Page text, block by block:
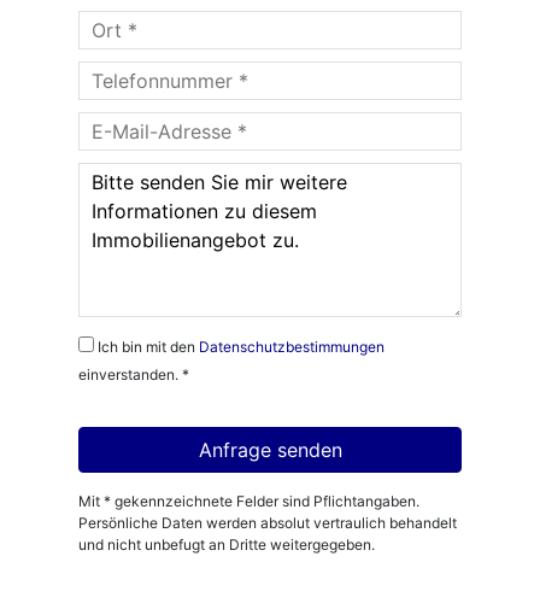
Ich bin mit den Datenschutzbestimmungen
einverstanden. *
Mit * gekennzeichnete Felder sind Pflichtangaben.
Persönliche Daten werden absolut vertraulich behandelt
und nicht unbefugt an Dritte weitergegeben.